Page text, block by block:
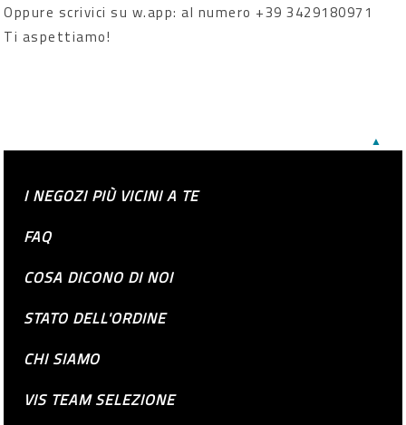
Oppure scrivici su w.app: al numero +39 3429180971
Ti aspettiamo!
▲
I NEGOZI PIÙ VICINI A TE
FAQ
COSA DICONO DI NOI
STATO DELL'ORDINE
CHI SIAMO
VIS TEAM SELEZIONE